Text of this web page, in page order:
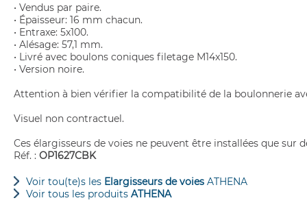
• Vendus par paire.
• Épaisseur: 16 mm chacun.
• Entraxe: 5x100.
• Alésage: 57,1 mm.
• Livré avec boulons coniques filetage M14x150.
• Version noire.
Attention à bien vérifier la compatibilité de la boulonnerie
Visuel non contractuel.
Ces élargisseurs de voies ne peuvent être installées que sur
Réf. : OP1627CBK
Voir tou(te)s les Elargisseurs de voies ATHENA
Voir tous les produits ATHENA